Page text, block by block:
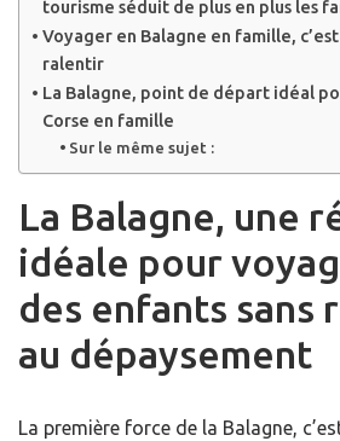
tourisme séduit de plus en plus les
Voyager en Balagne en famille,
ralentir
La Balagne, point de départ idéal
Corse en famille
Sur le même sujet :
La Balagne, une
idéale pour
des enfants sans
au dépaysement
La première force de la Balagne,